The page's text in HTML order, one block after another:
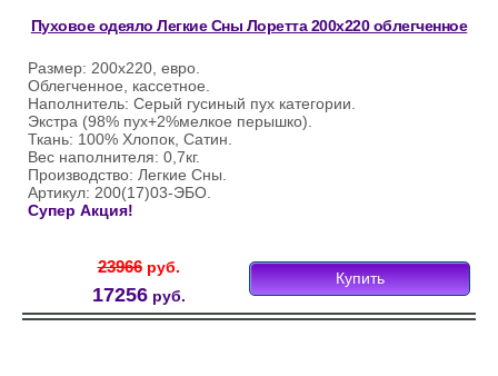
Пуховое одеяло Легкие Сны Лоретта 200х220 облегченное
Размер: 200х220, евро.
Облегченное, кассетное.
Наполнитель: Серый гусиный пух категории.
Экстра (98% пух+2%мелкое перышко).
Ткань: 100% Хлопок, Сатин.
Вес наполнителя: 0,7кг.
Производство: Легкие Сны.
Артикул: 200(17)03-ЭБО.
Супер Акция!
23966руб.
17256руб.
Купить